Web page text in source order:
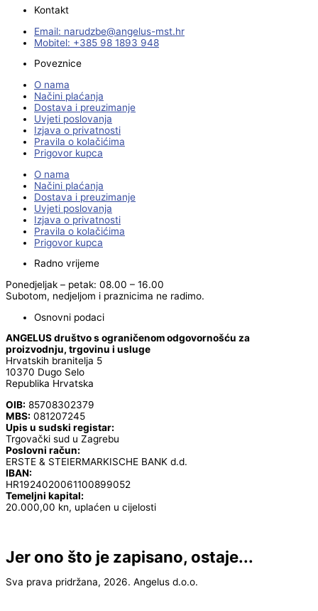
Kontakt
Email:
rh.tsm-sulegna
@ebzduran
Mobitel: +385 98 1893 948
Poveznice
O nama
Načini plaćanja
Dostava i preuzimanje
Uvjeti poslovanja
Izjava o privatnosti
Pravila o kolačićima
Prigovor kupca
O nama
Načini plaćanja
Dostava i preuzimanje
Uvjeti poslovanja
Izjava o privatnosti
Pravila o kolačićima
Prigovor kupca
Radno vrijeme
Ponedjeljak – petak: 08.00 – 16.00
Subotom, nedjeljom i praznicima ne radimo.
Osnovni podaci
ANGELUS društvo s ograničenom odgovornošću za
proizvodnju, trgovinu i usluge
Hrvatskih branitelja 5
10370 Dugo Selo
Republika Hrvatska
OIB: 85708302379
MBS: 081207245
Upis u sudski registar:
Trgovački sud u Zagrebu
Poslovni račun:
ERSTE & STEIERMARKISCHE BANK d.d.
IBAN:
HR1924020061100899052
Temeljni kapital:
20.000,00 kn, uplaćen u cijelosti
Jer ono što je zapisano, ostaje...
Sva prava pridržana, 2026. Angelus d.o.o.